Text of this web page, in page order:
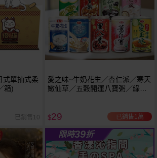
式單抽式柔
箱)
已銷售10
愛之味~牛奶花生／杏仁派／寒天
嫩仙草／五穀開運八寶粥／綠豆
(340g) 款式可選 ※限宅配
$29 已銷售1萬
限時39折